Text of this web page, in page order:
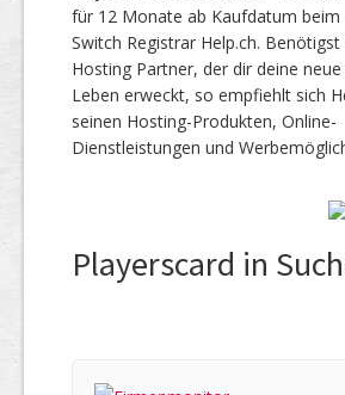
für 12 Monate ab Kaufdatum beim
Switch Registrar Help.ch. Benötigst
Hosting Partner, der dir deine
Leben erweckt, so empfiehlt sich
seinen Hosting-Produkten, Online-
Dienstleistungen und
Playerscard in